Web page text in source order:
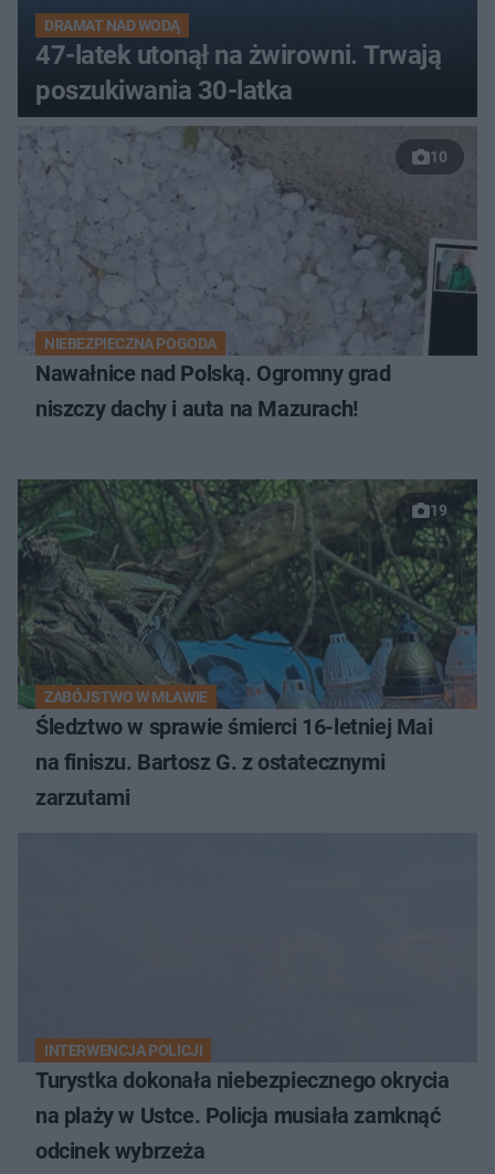
DRAMAT NAD WODĄ
47-latek utonął na żwirowni. Trwają
poszukiwania 30-latka
10
NIEBEZPIECZNA POGODA
Nawałnice nad Polską. Ogromny grad
niszczy dachy i auta na Mazurach!
19
ZABÓJSTWO W MŁAWIE
Śledztwo w sprawie śmierci 16-letniej Mai
na finiszu. Bartosz G. z ostatecznymi
zarzutami
INTERWENCJA POLICJI
Turystka dokonała niebezpiecznego okrycia
na plaży w Ustce. Policja musiała zamknąć
odcinek wybrzeża